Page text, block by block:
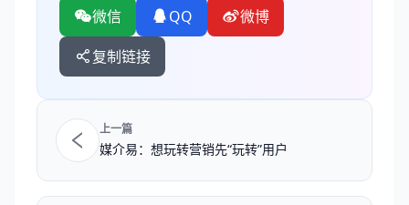
微信 QQ
微博
复制链接
上一篇
媒介易：想玩转营销先“玩转”用户